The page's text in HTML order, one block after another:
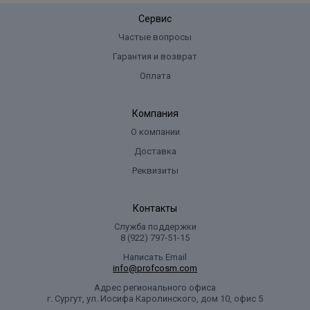
Сервис
Частые вопросы
Гарантия и возврат
Оплата
Компания
О компании
Доставка
Реквизиты
Контакты
Служба поддержки
8 (922) 797‑51-15
Написать Email
info@profcosm.com
Адрес регионального офиса
г. Сургут, ул. Иосифа Каролинского, дом 10, офис 5